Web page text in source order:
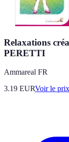
Relaxations
PERETTI
Ammareal FR
3.19 EURVoir le prix